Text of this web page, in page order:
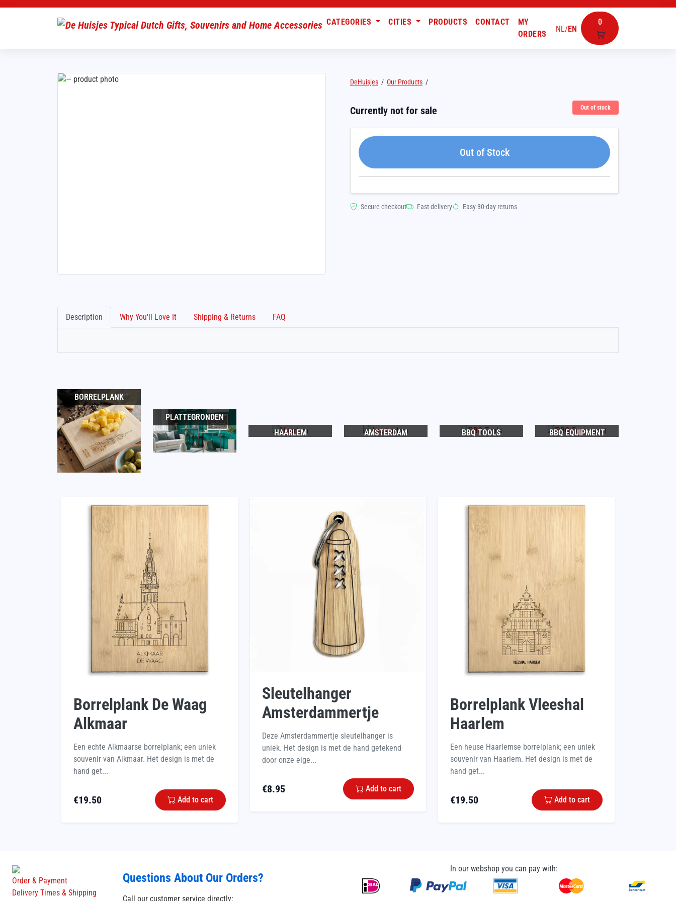
NL/EN
0
CATEGORIES CITIES PRODUCTS CONTACT
MY
ORDERS
DeHuisjes / Our Products /
Currently not for sale Out of stock
Out of Stock
Secure checkout Fast delivery Easy 30-day returns
Description Why You'll Love It Shipping & Returns FAQ
BORRELPLANK
PLATTEGRONDEN
HAARLEM
AMSTERDAM BBQ TOOLS BBQ EQUIPMENT
Borrelplank De Waag
Alkmaar
Een echte Alkmaarse borrelplank; een uniek
souvenir van Alkmaar. Het design is met de
hand get...
€19.50 Add to cart
Sleutelhanger
Amsterdammertje
Deze Amsterdammertje sleutelhanger is
uniek. Het design is met de hand getekend
door onze eige...
€8.95 Add to cart
Borrelplank Vleeshal
Haarlem
Een heuse Haarlemse borrelplank; een uniek
souvenir van Haarlem. Het design is met de
hand get...
€19.50 Add to cart
Order & Payment
Delivery Times & Shipping
Questions About Our Orders?
Call our customer service directly:
In our webshop you can pay with: